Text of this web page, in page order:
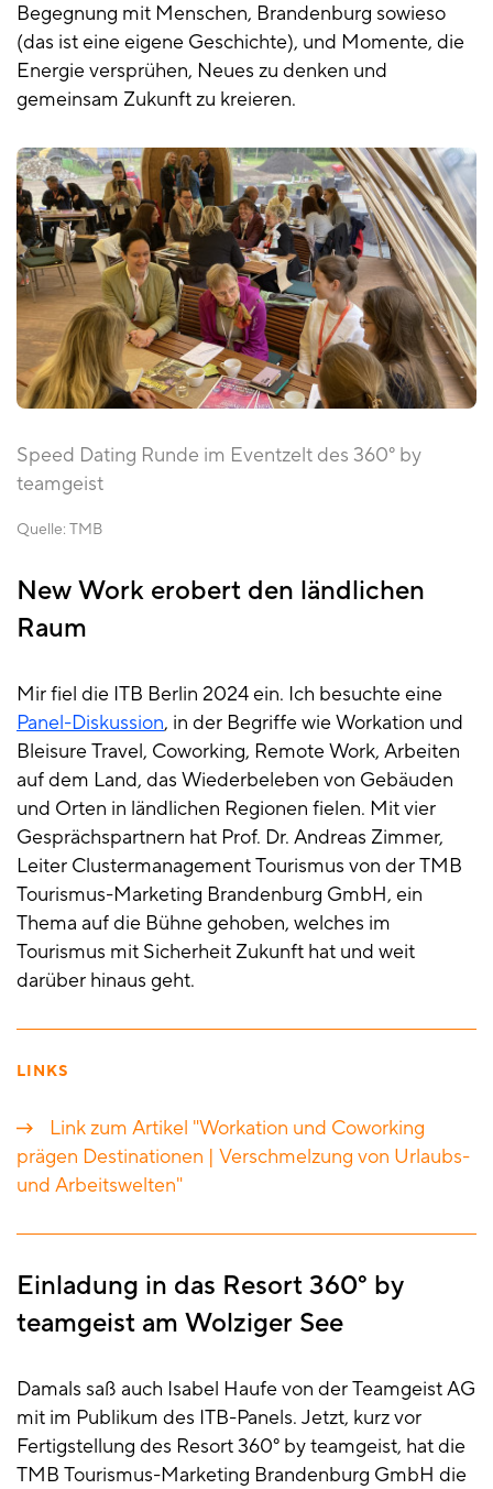
Begegnung mit Menschen, Brandenburg sowieso
(das ist eine eigene Geschichte), und Momente, die
Energie versprühen, Neues zu denken und
gemeinsam Zukunft zu kreieren.
Speed Dating Runde im Eventzelt des 360° by
teamgeist
Quelle: TMB
New Work erobert den ländlichen
Raum
Mir fiel die ITB Berlin 2024 ein. Ich besuchte eine
Panel-Diskussion, in der Begriffe wie Workation und
Bleisure Travel, Coworking, Remote Work, Arbeiten
auf dem Land, das Wiederbeleben von Gebäuden
und Orten in ländlichen Regionen fielen. Mit vier
Gesprächspartnern hat Prof. Dr. Andreas Zimmer,
Leiter Clustermanagement Tourismus von der TMB
Tourismus-Marketing Brandenburg GmbH, ein
Thema auf die Bühne gehoben, welches im
Tourismus mit Sicherheit Zukunft hat und weit
darüber hinaus geht.
LINKS
Link zum Artikel "Workation und Coworking
prägen Destinationen | Verschmelzung von Urlaubs-
und Arbeitswelten"
Einladung in das Resort 360° by
teamgeist am Wolziger See
Damals saß auch Isabel Haufe von der Teamgeist AG
mit im Publikum des ITB-Panels. Jetzt, kurz vor
Fertigstellung des Resort 360° by teamgeist, hat die
TMB Tourismus-Marketing Brandenburg GmbH die